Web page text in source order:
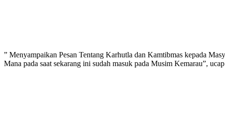
” Menyampaikan Pesan Tentang Karhutla dan Kamtibmas kepada
Mana pada saat sekarang ini sudah masuk pada Musim Kemarau”,